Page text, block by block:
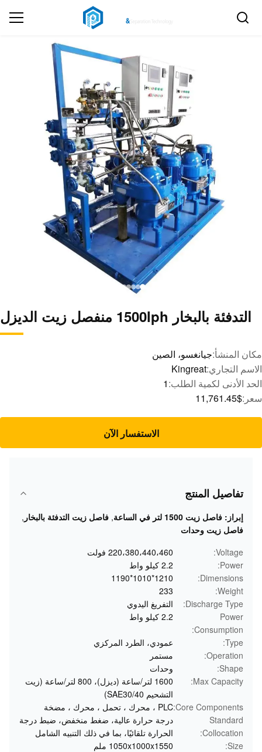
التدفئة بالبخار 1500lph منفصل زيت الديزل
مكان المنشأ:جيانغسو، الصين
الاسم التجاري:Kingreat
الحد الأدنى لكمية الطلب:1
سعر:$11,761.45
الاستفسار الآن
تفاصيل المنتج
إبراز: فاصل زيت 1500 لتر في الساعة , فاصل زيت التدفئة بالبخار ,
فاصل زيت وحدات
Voltage:
220،380،440،460 فولت
Power:
2.2 كيلو واط
Dimensions:
1210*1010*1190
Weight:
233
Discharge Type:
التفريغ اليدوي
Power
Consumption:
2.2 كيلو واط
Type:
عمودي، الطرد المركزي
Operation:
مستمر
Shape:
وحدات
Max Capacity:
1600 لتر/ساعة (ديزل)، 800 لتر/ساعة (زيت
التشحيم SAE30/40)
Core Components: PLC ، محرك ، تحمل ، محرك ، مضخة
Standard
Collocation:
درجة حرارة عالية، ضغط منخفض، ضبط درجة
الحرارة تلقائيًا، بما في ذلك التنبيه الشامل
Size:
1050x1000x1550 ملم